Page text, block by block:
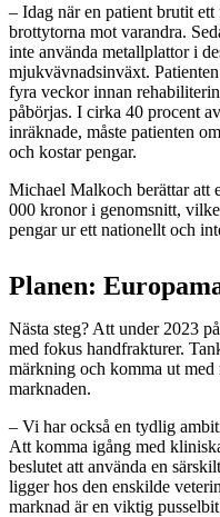
– Idag när en patient brutit
brottytorna mot varandra.
inte använda metallplattor i
mjukvävnadsinväxt.
fyra veckor innan
påbörjas. I cirka 40 procent
inräknade, måste patienten
och kostar pengar.
Michael Malkoch berättar att
000 kronor i genomsnitt,
pengar ur ett nationellt och
Planen:
Nästa steg? Att under 2023
med fokus handfrakturer.
märkning och komma ut med
marknaden.
– Vi har också en tydlig
Att komma igång med
beslutet att använda en
ligger hos den enskilde
marknad är en viktig